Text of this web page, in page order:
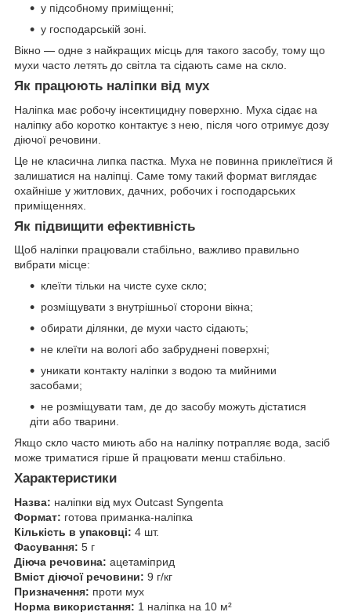
у підсобному приміщенні;
у господарській зоні.
Вікно — одне з найкращих місць для такого засобу, тому що
мухи часто летять до світла та сідають саме на скло.
Як працюють наліпки від мух
Наліпка має робочу інсектицидну поверхню. Муха сідає на
наліпку або коротко контактує з нею, після чого отримує дозу
діючої речовини.
Це не класична липка пастка. Муха не повинна приклеїтися й
залишатися на наліпці. Саме тому такий формат виглядає
охайніше у житлових, дачних, робочих і господарських
приміщеннях.
Як підвищити ефективність
Щоб наліпки працювали стабільно, важливо правильно
вибрати місце:
клеїти тільки на чисте сухе скло;
розміщувати з внутрішньої сторони вікна;
обирати ділянки, де мухи часто сідають;
не клеїти на вологі або забруднені поверхні;
уникати контакту наліпки з водою та мийними
засобами;
не розміщувати там, де до засобу можуть дістатися
діти або тварини.
Якщо скло часто миють або на наліпку потрапляє вода, засіб
може триматися гірше й працювати менш стабільно.
Характеристики
Назва: наліпки від мух Outcast Syngenta
Формат: готова приманка-наліпка
Кількість в упаковці: 4 шт.
Фасування: 5 г
Діюча речовина: ацетаміприд
Вміст діючої речовини: 9 г/кг
Призначення: проти мух
Норма використання: 1 наліпка на 10 м²